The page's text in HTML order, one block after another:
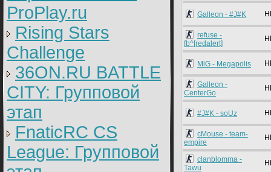
ProPlay.ru
Rising Stars
Challenge
36ON.RU BATTLE
CITY: Групповой
этап
FnaticRC CS
League: Групповой
Galleon - #J#K
refuse -
fb^[redalert]
MiG - Megapolis
Galleon -
CenterGo
#J#K - soUz
cMouse - team-
empire
clanblomma -
Tawu